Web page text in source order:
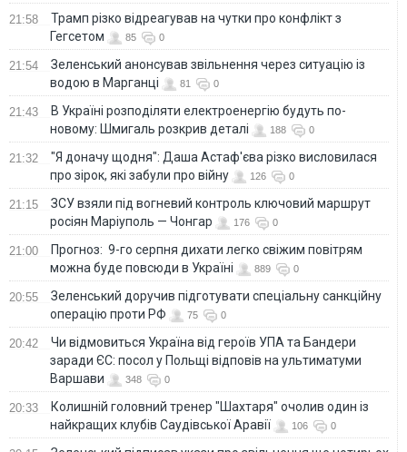
21:58
Трамп різко відреагував на чутки про конфлікт з
Гегсетом
85 0
21:54
Зеленський анонсував звільнення через ситуацію із
водою в Марганці
81 0
21:43
В Україні розподіляти електроенергію будуть по-
новому: Шмигаль розкрив деталі
188 0
21:32
"Я доначу щодня": Даша Астаф'єва різко висловилася
про зірок, які забули про війну
126 0
21:15
ЗСУ взяли під вогневий контроль ключовий маршрут
росіян Маріуполь — Чонгар
176 0
21:00
Прогноз: 9-го серпня дихати легко свіжим повітрям
можна буде повсюди в Україні
889 0
20:55
Зеленський доручив підготувати спеціальну санкційну
операцію проти РФ
75 0
20:42
Чи відмовиться Україна від героїв УПА та Бандери
заради ЄС: посол у Польщі відповів на ультиматуми
Варшави
348 0
20:33
Колишній головний тренер "Шахтаря" очолив один із
найкращих клубів Саудівської Аравії
106 0